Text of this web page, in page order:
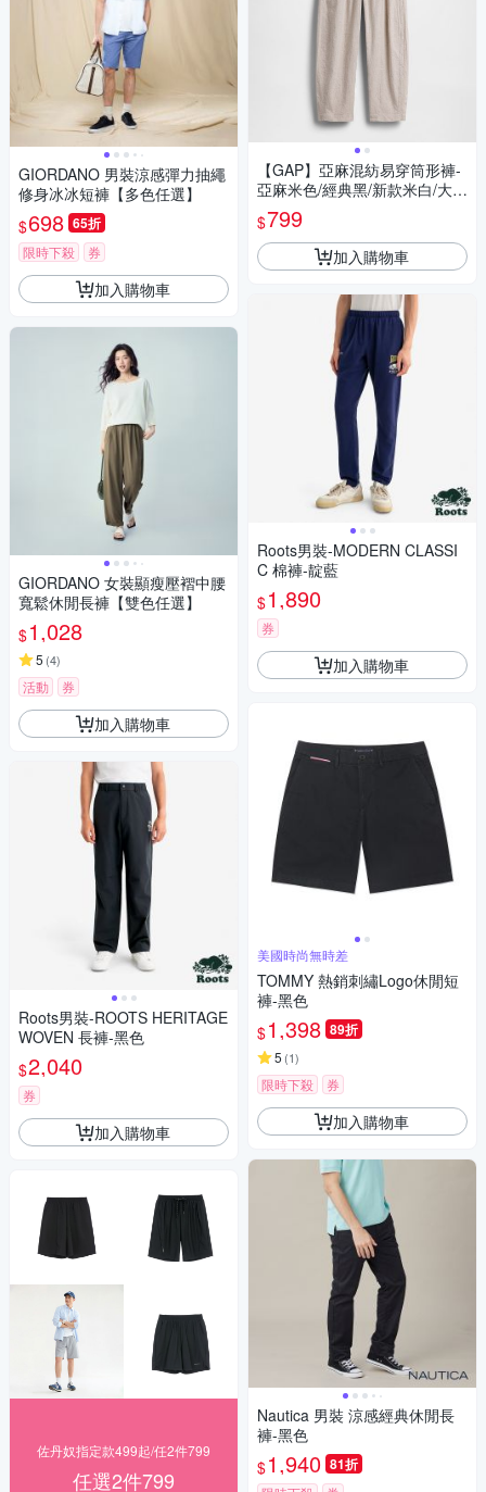
GIORDANO 男裝涼感彈力抽繩
修身冰冰短褲【多色任選】
$698 65折
限時下殺 券
加入購物車
GIORDANO 女裝顯瘦壓褶中腰
寬鬆休閒長褲【雙色任選】
$1,028
5 (4)
活動 券
加入購物車
Roots男裝-ROOTS HERITAGE
WOVEN 長褲-黑色
$2,040
券
加入購物車
佐丹奴指定款499起/任2件799
任選2件799
【GAP】亞麻混紡易穿筒形褲-
亞麻米色/經典黑/新款米白/大地
棕(877627)
$799
加入購物車
Roots男裝-MODERN CLASSI
C 棉褲-靛藍
$1,890
券
加入購物車
美國時尚無時差
TOMMY 熱銷刺繡Logo休閒短
褲-黑色
$1,398 89折
5 (1)
限時下殺 券
加入購物車
Nautica 男裝 涼感經典休閒長
褲-黑色
$1,940 81折